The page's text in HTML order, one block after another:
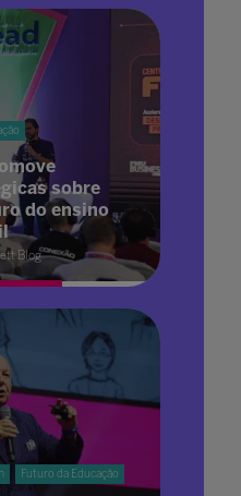
sobre
do ensino
Blog
Futuro da Educação